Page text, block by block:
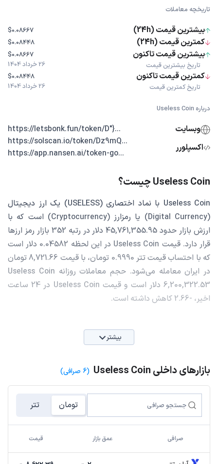
تاریخچه معاملات
بیشترین قیمت (24h) $0.08667
کمترین قیمت (24h) $0.08448
بیشترین قیمت تاکنون
تاریخ بیشترین قیمت
$0.08667
26 خرداد 1404
کمترین قیمت تاکنون
تاریخ کمترین قیمت
$0.08448
26 خرداد 1404
درباره Useless Coin
وبسایت
...{"https://letsbonk.fun/token/D
اکسپلورر
...https://solscan.io/token/Dz9mQ
...https://app.nansen.ai/token-go
Useless Coin چیست؟
Useless Coin با نماد اختصاری (USELESS) یک ارز دیجیتال
(Digital Currency) یا رمزارز (Cryptocurrency) است که با
ارزش بازار حدود 45,761,355.95 دلار در رتبه 352 بازار رمز ارزها
قرار دارد. قیمت Useless Coin در این لحظه 0.04582 دلار است
که با احتساب قیمت تتر 0.9990 تومان، با قیمت 8,721.66 تومان
در ایران معامله می‌شود. حجم معاملات روزانه Useless Coin
6,200,322.53 دلار است و قیمت Useless Coin در 24 ساعت
اخیر، -2.66 کاهش داشته است.
بیشتر
بازارهای داخلی Useless Coin (6 صرافی)
تومان تتر
صرافی عمق بازار قیمت